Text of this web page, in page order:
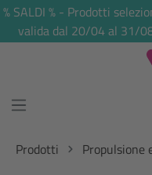
principale
% SALDI % - Prodotti
valida dal 20/04 al 31/
Prodotti Propulsione